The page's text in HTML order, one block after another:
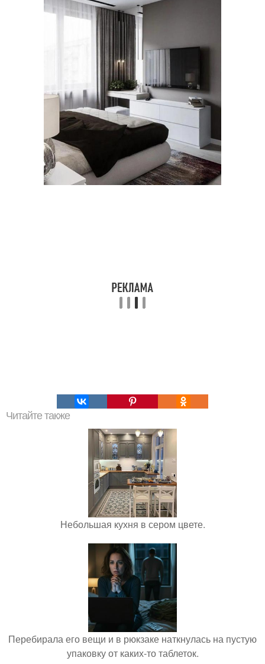
Читайте также
Небольшая кухня в сером цвете.
Перебирала его вещи и в рюкзаке наткнулась на пустую
упаковку от каких-то таблеток.